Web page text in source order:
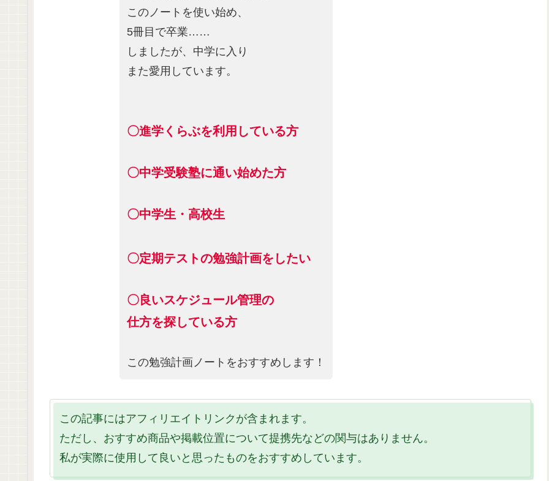
このノートを使い始め、
5冊目で卒業……
しましたが、中学に入り
また愛用しています。
〇進学くらぶを利用している方
〇中学受験塾に通い始めた方
〇中学生・高校生
〇定期テストの勉強計画をしたい
〇良いスケジュール管理の
仕方を探している方
この勉強計画ノートをおすすめします！
この記事にはアフィリエイトリンクが含まれます。
ただし、おすすめ商品や掲載位置について提携先などの関与はありません。
私が実際に使用して良いと思ったものをおすすめしています。